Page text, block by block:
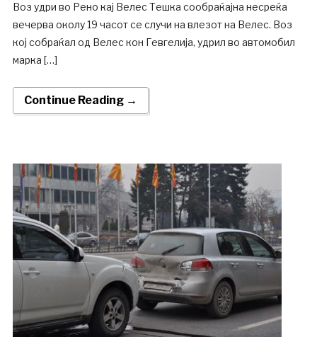
Воз удри во Рено кај Велес Тешка сообраќајна несреќа
вечерва околу 19 часот се случи на влезот на Велес. Воз
кој собраќал од Велес кон Гевгелија, удрил во автомобил
марка […]
Continue Reading →